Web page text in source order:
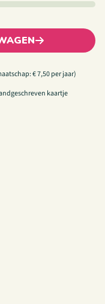
€ 7,50 per jaar)
kaartje